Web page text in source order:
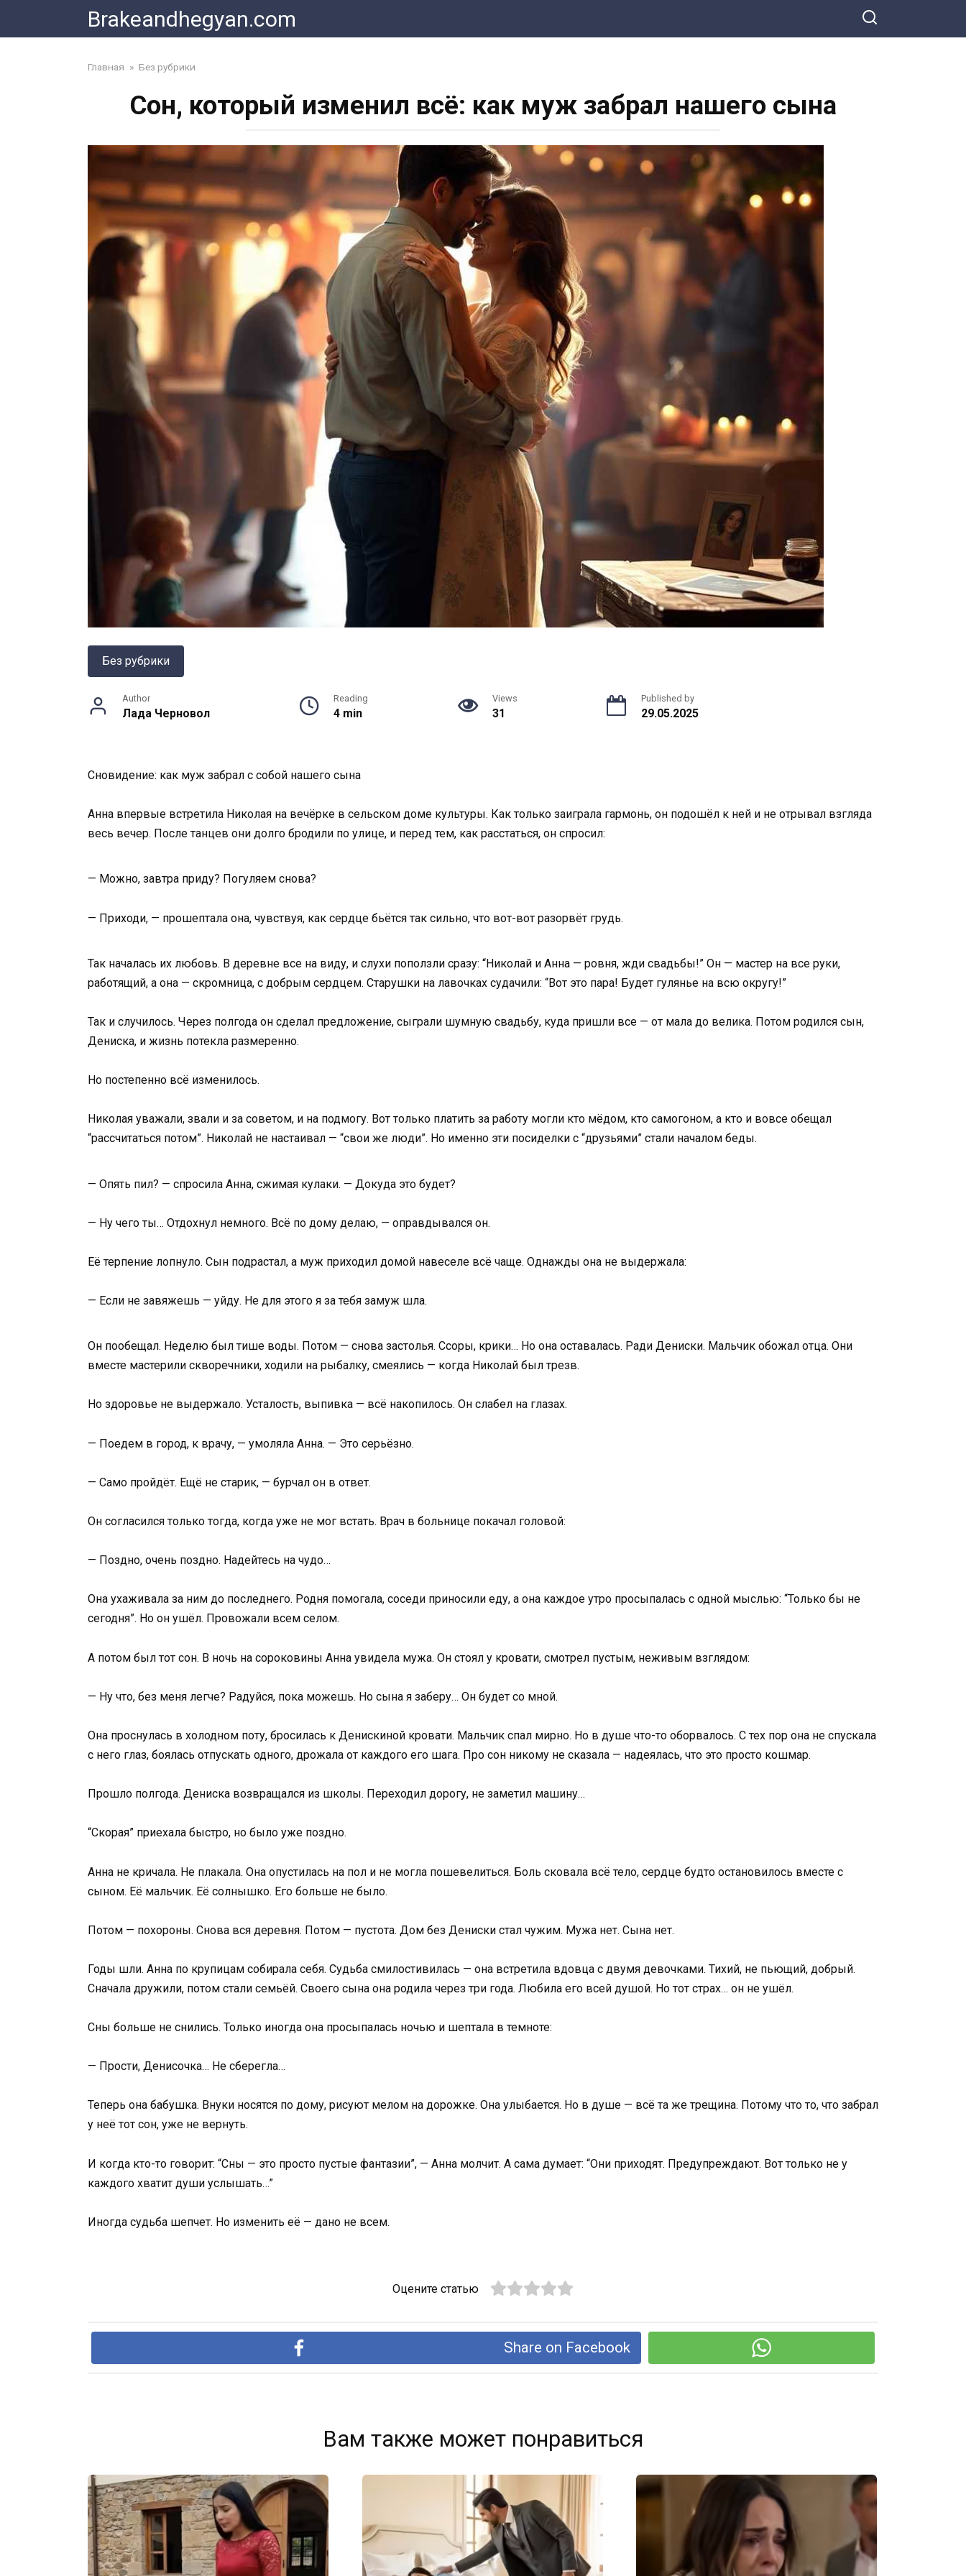
content
Brakeandhegyan.com
Главная » Без рубрики
Сон, который изменил всё: как муж забрал нашего сына
Без рубрики
Author
Лада Черновол
Reading
4 min
Views
31
Published by
29.05.2025
Сновидение: как муж забрал с собой нашего сына
Анна впервые встретила Николая на вечёрке в сельском доме культуры. Как только заиграла гармонь, он подошёл к ней и не отрывал взгляда
весь вечер. После танцев они долго бродили по улице, и перед тем, как расстаться, он спросил:
— Можно, завтра приду? Погуляем снова?
— Приходи, — прошептала она, чувствуя, как сердце бьётся так сильно, что вот-вот разорвёт грудь.
Так началась их любовь. В деревне все на виду, и слухи поползли сразу: “Николай и Анна — ровня, жди свадьбы!” Он — мастер на все руки,
работящий, а она — скромница, с добрым сердцем. Старушки на лавочках судачили: “Вот это пара! Будет гулянье на всю округу!”
Так и случилось. Через полгода он сделал предложение, сыграли шумную свадьбу, куда пришли все — от мала до велика. Потом родился сын,
Дениска, и жизнь потекла размеренно.
Но постепенно всё изменилось.
Николая уважали, звали и за советом, и на подмогу. Вот только платить за работу могли кто мёдом, кто самогоном, а кто и вовсе обещал
“рассчитаться потом”. Николай не настаивал — “свои же люди”. Но именно эти посиделки с “друзьями” стали началом беды.
— Опять пил? — спросила Анна, сжимая кулаки. — Докуда это будет?
— Ну чего ты… Отдохнул немного. Всё по дому делаю, — оправдывался он.
Её терпение лопнуло. Сын подрастал, а муж приходил домой навеселе всё чаще. Однажды она не выдержала:
— Если не завяжешь — уйду. Не для этого я за тебя замуж шла.
Он пообещал. Неделю был тише воды. Потом — снова застолья. Ссоры, крики… Но она оставалась. Ради Дениски. Мальчик обожал отца. Они
вместе мастерили скворечники, ходили на рыбалку, смеялись — когда Николай был трезв.
Но здоровье не выдержало. Усталость, выпивка — всё накопилось. Он слабел на глазах.
— Поедем в город, к врачу, — умоляла Анна. — Это серьёзно.
— Само пройдёт. Ещё не старик, — бурчал он в ответ.
Он согласился только тогда, когда уже не мог встать. Врач в больнице покачал головой:
— Поздно, очень поздно. Надейтесь на чудо…
Она ухаживала за ним до последнего. Родня помогала, соседи приносили еду, а она каждое утро просыпалась с одной мыслью: “Только бы не
сегодня”. Но он ушёл. Провожали всем селом.
А потом был тот сон. В ночь на сороковины Анна увидела мужа. Он стоял у кровати, смотрел пустым, неживым взглядом:
— Ну что, без меня легче? Радуйся, пока можешь. Но сына я заберу… Он будет со мной.
Она проснулась в холодном поту, бросилась к Денискиной кровати. Мальчик спал мирно. Но в душе что-то оборвалось. С тех пор она не спускала
с него глаз, боялась отпускать одного, дрожала от каждого его шага. Про сон никому не сказала — надеялась, что это просто кошмар.
Прошло полгода. Дениска возвращался из школы. Переходил дорогу, не заметил машину…
“Скорая” приехала быстро, но было уже поздно.
Анна не кричала. Не плакала. Она опустилась на пол и не могла пошевелиться. Боль сковала всё тело, сердце будто остановилось вместе с
сыном. Её мальчик. Её солнышко. Его больше не было.
Потом — похороны. Снова вся деревня. Потом — пустота. Дом без Дениски стал чужим. Мужа нет. Сына нет.
Годы шли. Анна по крупицам собирала себя. Судьба смилостивилась — она встретила вдовца с двумя девочками. Тихий, не пьющий, добрый.
Сначала дружили, потом стали семьёй. Своего сына она родила через три года. Любила его всей душой. Но тот страх… он не ушёл.
Сны больше не снились. Только иногда она просыпалась ночью и шептала в темноте:
— Прости, Денисочка… Не сберегла…
Теперь она бабушка. Внуки носятся по дому, рисуют мелом на дорожке. Она улыбается. Но в душе — всё та же трещина. Потому что то, что забрал
у неё тот сон, уже не вернуть.
И когда кто-то говорит: “Сны — это просто пустые фантазии”, — Анна молчит. А сама думает: “Они приходят. Предупреждают. Вот только не у
каждого хватит души услышать…”
Иногда судьба шепчет. Но изменить её — дано не всем.
Оцените статью
Share on Facebook
Вам также может понравиться